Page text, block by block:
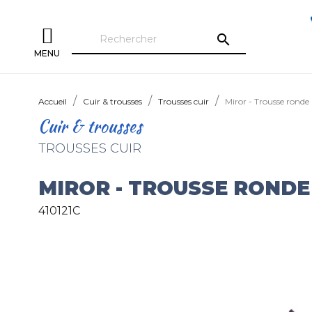
MENU
search
Accueil Cuir & trousses Trousses cuir Miror - Trousse ronde
Cuir & trousses
TROUSSES CUIR
MIROR - TROUSSE RONDE
410121C